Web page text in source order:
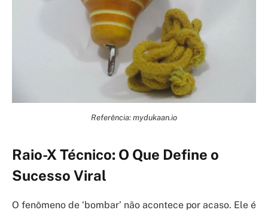
Referência: mydukaan.io
Raio-X Técnico: O Que Define o
Sucesso Viral
O fenômeno de ‘bombar’ não acontece por acaso. Ele é